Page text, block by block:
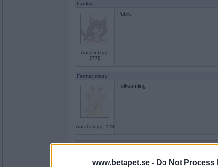
www.betapet.se - Do Not Process
Lackia
Antal inlägg:
1778
Publik
Fennecstasy
Antal inlägg: 123
Folksamling
Rombis- Ej medlem längre